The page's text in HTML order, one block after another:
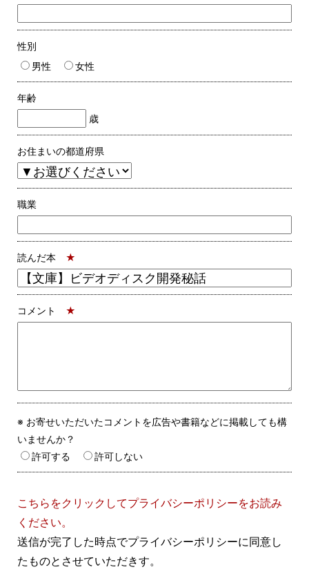
性別
男性
女性
年齢
歳
お住まいの都道府県
職業
読んだ本 ★
コメント ★
※ お寄せいただいたコメントを広告や書籍などに掲載しても構
いませんか？
許可する
許可しない
こちらをクリックしてプライバシーポリシーをお読み
ください。
送信が完了した時点でプライバシーポリシーに同意し
たものとさせていただきす。